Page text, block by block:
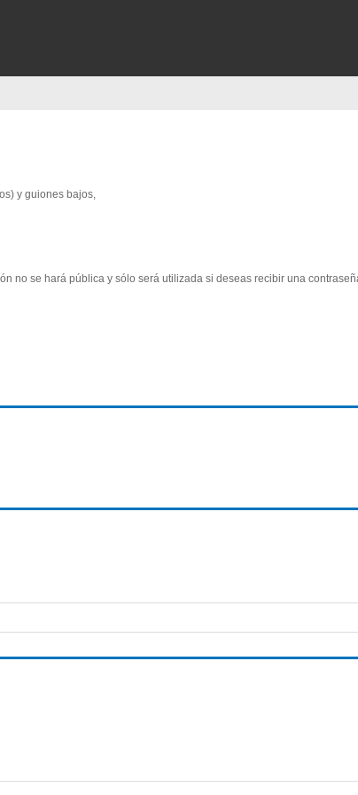
y guiones bajos,
no se hará pública y sólo será utilizada si deseas recibir una